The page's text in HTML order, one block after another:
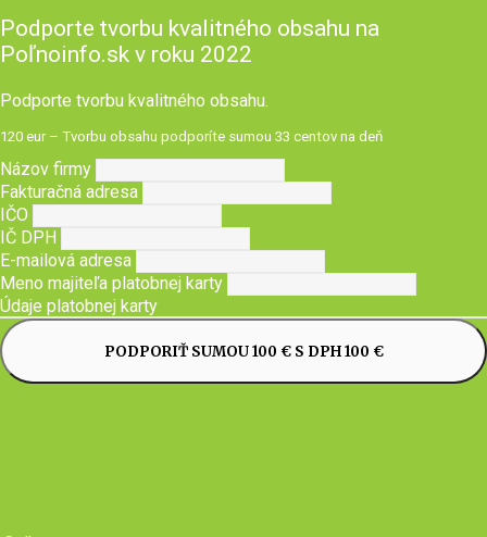
Podporte tvorbu kvalitného obsahu na
Poľnoinfo.sk v roku 2022
Podporte tvorbu kvalitného obsahu.
120 eur – Tvorbu obsahu podporíte sumou 33 centov na deň
Názov firmy
Fakturačná adresa
IČO
IČ DPH
E-mailová adresa
Meno majiteľa platobnej karty
Údaje platobnej karty
PODPORIŤ SUMOU 100 € S DPH 100 €